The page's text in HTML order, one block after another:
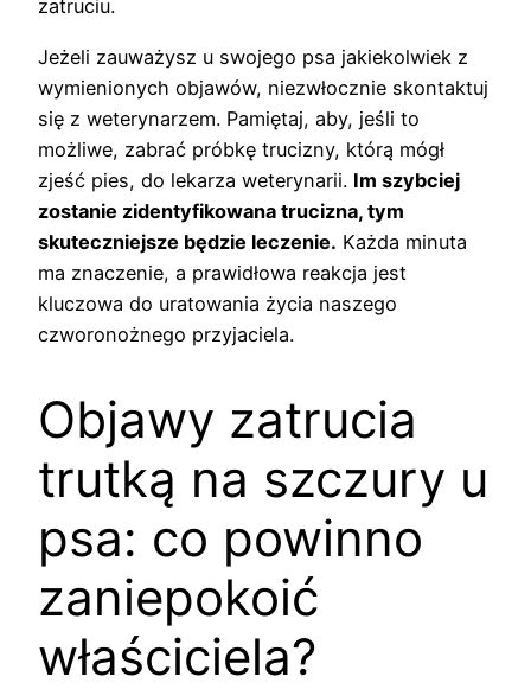
zatruciu.
Jeżeli zauważysz u swojego psa jakiekolwiek z
wymienionych objawów, niezwłocznie skontaktuj
się z weterynarzem. Pamiętaj, aby, jeśli to
możliwe, zabrać próbkę trucizny, którą mógł
zjeść pies, do lekarza weterynarii. Im szybciej
zostanie zidentyfikowana trucizna, tym
skuteczniejsze będzie leczenie. Każda minuta
ma znaczenie, a prawidłowa reakcja jest
kluczowa do uratowania życia naszego
czworonożnego przyjaciela.
Objawy zatrucia
trutką na szczury u
psa: co powinno
zaniepokoić
właściciela?